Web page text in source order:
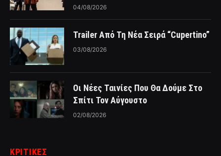
04/08/2026
Trailer Από Τη Νέα Σειρά “Cupertino”
03/08/2026
Οι Νέες Ταινίες Που Θα Δούμε Στο
Σπίτι Τον Αύγουστο
02/08/2026
ΚΡΙΤΙΚΈΣ